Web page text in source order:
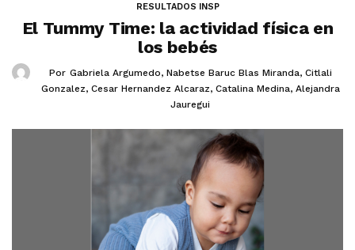
RESULTADOS INSP
El Tummy Time: la actividad física en
los bebés
Por Gabriela Argumedo, Nabetse Baruc Blas Miranda, Citlali
Gonzalez, Cesar Hernandez Alcaraz, Catalina Medina, Alejandra
Jauregui